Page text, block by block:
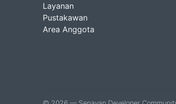
Layanan
Pustakawan
Area Anggota